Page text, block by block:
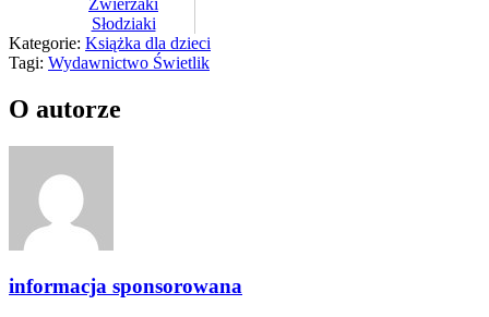
Słodziaki
Kategorie: Książka dla dzieci
Tagi: Wydawnictwo Świetlik
O autorze
informacja sponsorowana